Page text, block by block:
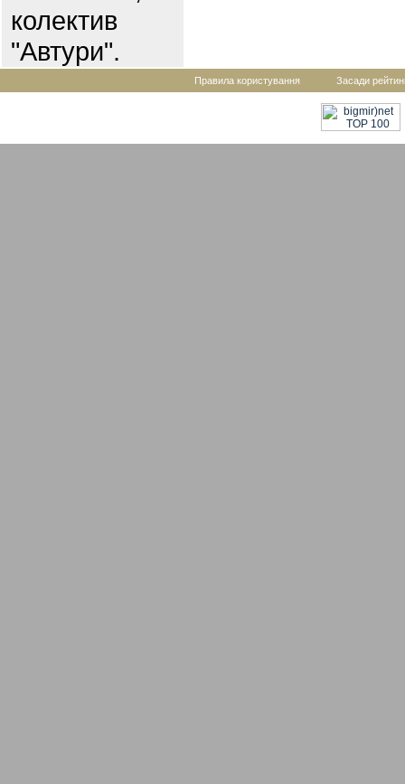
колектив
"Автури".
Правила користування Засади